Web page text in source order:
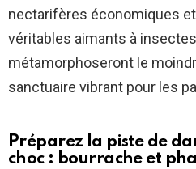
nectarifères économiques
véritables aimants à
métamorphoseront le
sanctuaire vibrant pour les
Préparez la piste de
choc : bourrache et